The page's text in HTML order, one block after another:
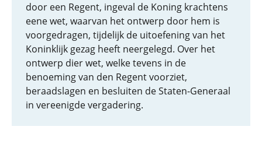
door een Regent, ingeval de Koning krachtens
eene wet, waarvan het ontwerp door hem is
voorgedragen, tijdelijk de uitoefening van het
Koninklijk gezag heeft neergelegd. Over het
ontwerp dier wet, welke tevens in de
benoeming van den Regent voorziet,
beraadslagen en besluiten de Staten-Generaal
in vereenigde vergadering.